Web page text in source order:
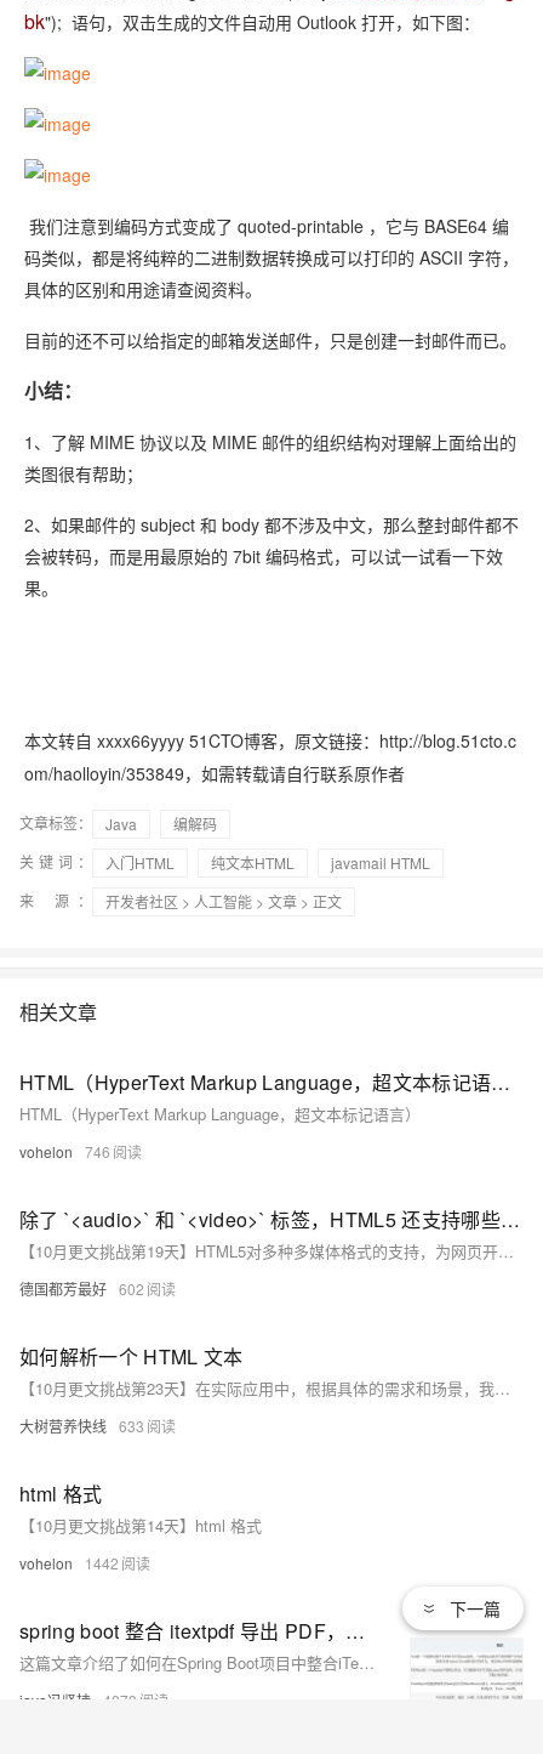
bk"); 语句，双击生成的文件自动用 Outlook 打开，如下图：
我们注意到编码方式变成了 quoted-printable ，它与 BASE64 编
码类似，都是将纯粹的二进制数据转换成可以打印的 ASCII 字符，
具体的区别和用途请查阅资料。
目前的还不可以给指定的邮箱发送邮件，只是创建一封邮件而已。
小结：
1、了解 MIME 协议以及 MIME 邮件的组织结构对理解上面给出的
类图很有帮助；
2、如果邮件的 subject 和 body 都不涉及中文，那么整封邮件都不
会被转码，而是用最原始的 7bit 编码格式，可以试一试看一下效
果。
本文转自 xxxx66yyyy 51CTO博客，原文链接：http://blog.51cto.c
om/haolloyin/353849，如需转载请自行联系原作者
文章标签： Java
编解码
关键词：
入门HTML 纯文本HTML
javamail HTML
来 源：
开发者社区 > 人工智能 > 文章 > 正文
相关文章
HTML（HyperText Markup Language，超文本标记语言）
HTML（HyperText Markup Language，超文本标记语言）
vohelon 746
除了 `<audio>` 和 `<video>` 标签，HTML5 还支持哪些多媒体格式？
【10月更文挑战第19天】HTML5对多种多媒体格式的支持，为网页开发者提供了丰富的选择，能够更好地满足不同类型多媒体内容在网页中的展示和交互需求，提升了网页的用户体验和多媒体应用的多样性。
德国都芳最好 602
如何解析一个 HTML 文本
【10月更文挑战第23天】在实际应用中，根据具体的需求和场景，我们可以灵活选择解析方法，并结合其他相关技术来实现高效、准确的 HTML 解析。随着网页技术的不断发展，解析 HTML 文本的方法也在不断更新和完善，
大树营养快线 633
html 格式
【10月更文挑战第14天】html 格式
vohelon 1442
spring boot 整合 itextpdf 导出 PDF，写入大文本，写入HTML代码，分析当下导出PDF的几个工具
这篇文章介绍了如何在Spring Boot项目中整合iTextPDF库来导出PDF文件，包括写入大文本和HTML代码，并分析了几种常用的Java PDF导出工具。
java冯坚持 4873
下一篇